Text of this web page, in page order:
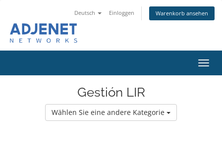
Deutsch Einloggen Warenkorb ansehen
ein-/
Gestión LIR
Wählen Sie eine andere Kategorie